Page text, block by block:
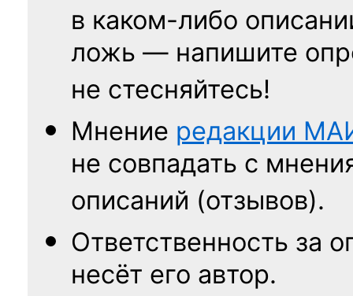
в каком-либо
ложь — напишите
не стесняйтесь!
Мнение редакции
не совпадать с
описаний (отзывов).
Ответственность за
несёт его автор.